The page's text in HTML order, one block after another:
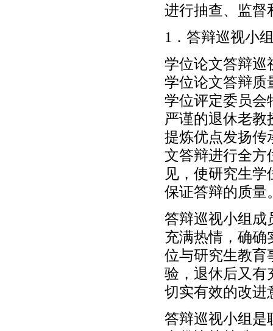
进行抽查、监督
1．答辩巡视小
学位论文答辩巡
学位论文答辩质
学位评定委员会
严谨的退休老教
提炼优点发扬传
文答辩进行全方
见，使研究生
保证答辩的质量
答辩巡视小组成
充满热情，确确
位与研究生教育
验，退休后又有
切实有效的改进
答辩巡视小组是